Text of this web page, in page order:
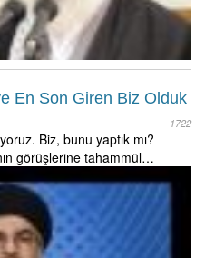
En Son Giren Biz Olduk
1722
Biz, bunu yaptık mı?
görüşlerine tahammül…